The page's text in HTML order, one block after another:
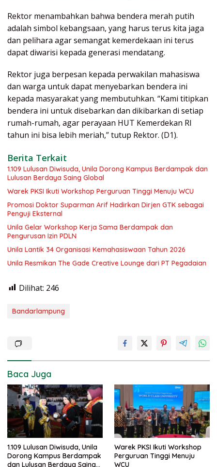
Rektor menambahkan bahwa bendera merah putih
adalah simbol kebangsaan, yang harus terus kita jaga
dan pelihara agar semangat kemerdekaan ini terus
dapat diwarisi kepada generasi mendatang.
Rektor juga berpesan kepada perwakilan mahasiswa
dan warga untuk dapat menyebarkan bendera ini
kepada masyarakat yang membutuhkan. “Kami titipkan
bendera ini untuk disebarkan dan dikibarkan di setiap
rumah-rumah, agar perayaan HUT Kemerdekan RI
tahun ini bisa lebih meriah,” tutup Rektor. (D1).
Berita Terkait
1.109 Lulusan Diwisuda, Unila Dorong Kampus Berdampak dan
Lulusan Berdaya Saing Global
Warek PKSI Ikuti Workshop Perguruan Tinggi Menuju WCU
Promosi Doktor Suparman Arif Hadirkan Dirjen GTK sebagai
Penguji Eksternal
Unila Gelar Workshop Kerja Sama Berdampak dan
Pengurusan Izin PDLN
Unila Lantik 34 Organisasi Kemahasiswaan Tahun 2026
Unila Resmikan The Gade Creative Lounge dari PT Pegadaian
Dilihat: 246
Bandarlampung
Baca Juga
1.109 Lulusan Diwisuda, Unila
Dorong Kampus Berdampak
dan Lulusan Berdaya Saing
Warek PKSI Ikuti Workshop
Perguruan Tinggi Menuju
WCU